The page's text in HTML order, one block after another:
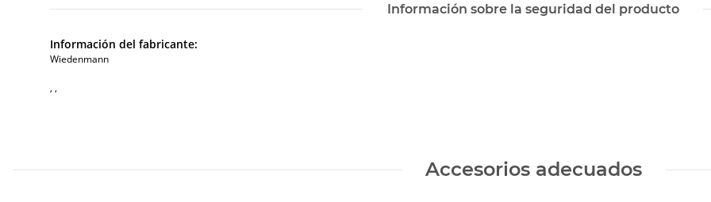
Información sobre la seguridad del producto
Información del fabricante:
Wiedenmann
, ,
Accesorios adecuados